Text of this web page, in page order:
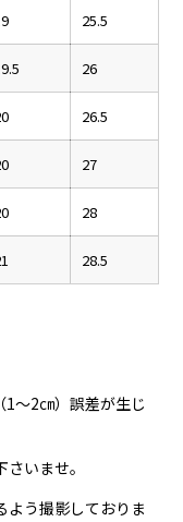
25.5
26
26.5
27
28
28.5
～2㎝）誤差が生じ
いませ。
う撮影しておりま